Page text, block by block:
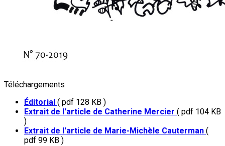
Téléchargements
Éditorial ( pdf 128 KB )
Extrait de l'article de Catherine Mercier ( pdf 104 KB
)
Extrait de l'article de Marie-Michèle Cauterman (
pdf 99 KB )